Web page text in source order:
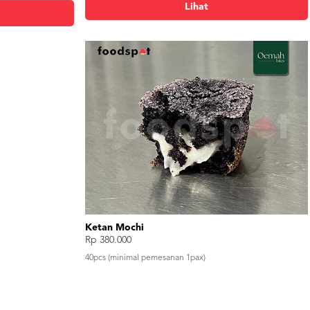
Chocolate Hazelnut Sea Salt
Rp 380.000
40pcs (minimal pemesanan 1pax)